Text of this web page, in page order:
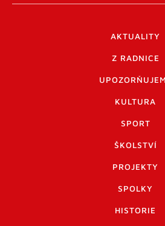
AKTUALITY
Z RADNICE
KULTURA
SPORT
ŠKOLSTVÍ
PROJEKTY
SPOLKY
HISTORIE